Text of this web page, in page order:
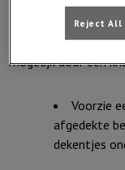
LUIDE KNALLEN
bang zijn van
mogelijk door een
Voorzie
afgedekte
dekentjes
Reject All